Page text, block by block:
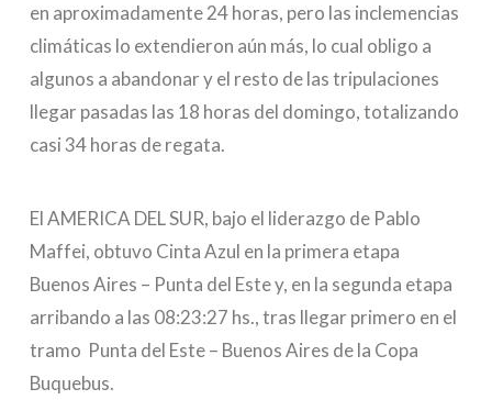
en aproximadamente 24 horas, pero las inclemencias
climáticas lo extendieron aún más, lo cual obligo a
algunos a abandonar y el resto de las tripulaciones
llegar pasadas las 18 horas del domingo, totalizando
casi 34 horas de regata.
El AMERICA DEL SUR, bajo el liderazgo de Pablo
Maffei, obtuvo Cinta Azul en la primera etapa
Buenos Aires – Punta del Este y, en la segunda etapa
arribando a las 08:23:27 hs., tras llegar primero en el
tramo Punta del Este – Buenos Aires de la Copa
Buquebus.